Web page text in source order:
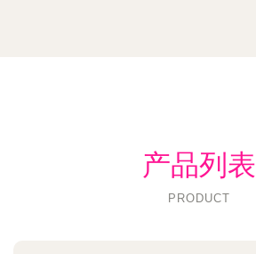
产品列表
PRODUCT